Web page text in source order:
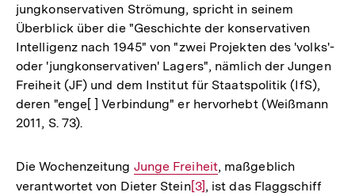
der
Fußnote
jungkonservativen Strömung, spricht in seinem
Überblick über die "Geschichte der konservativen
Intelligenz nach 1945" von "zwei Projekten des 'volks'-
oder 'jungkonservativen' Lagers", nämlich der Jungen
Freiheit (JF) und dem Institut für Staatspolitik (IfS),
deren "enge[ ] Verbindung" er hervorhebt (Weißmann
2011, S. 73).
Die Wochenzeitung Interner
Link:
Junge Freiheit, maßgeblich
verantwortet von Dieter SteinZur
[3], ist das Flaggschiff